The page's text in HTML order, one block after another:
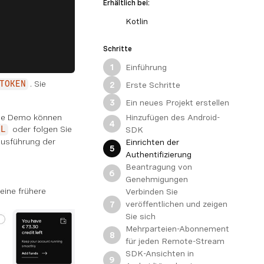
TOKEN . Sie
Demo können
oder folgen Sie
der
frühere
Erhältlich bei:
Kotlin
Schritte
1
Einführung
2
Erste Schritte
3
Ein neues Projekt erstellen
4
Hinzufügen des Android-
SDK
5
Einrichten der
Authentifizierung
6
Beantragung von
Genehmigungen
7
Verbinden Sie
veröffentlichen und zeigen
Sie sich
8
Mehrparteien-Abonnement
für jeden Remote-Stream
9
SDK-Ansichten in